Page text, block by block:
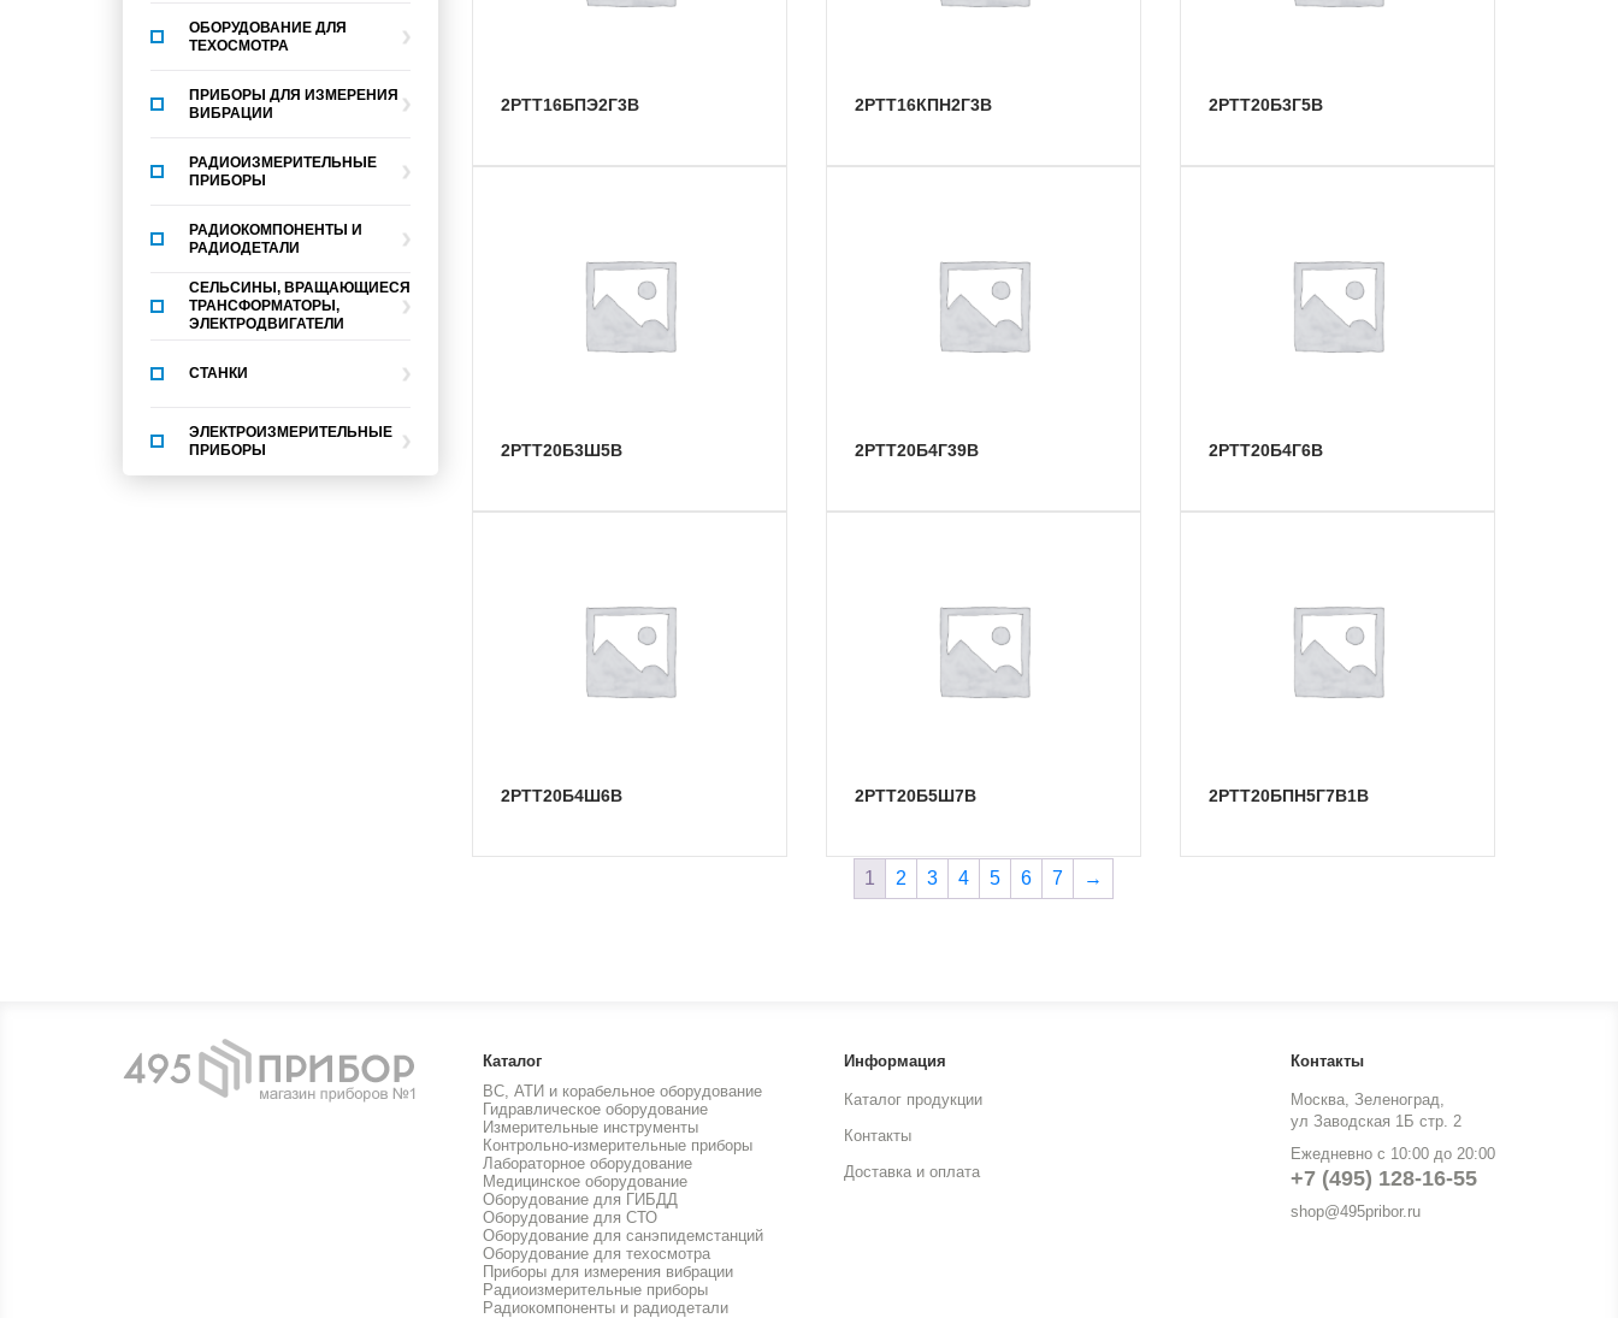
ОБОРУДОВАНИЕ ДЛЯ
ТЕХОСМОТРА
ПРИБОРЫ ДЛЯ ИЗМЕРЕНИЯ
ВИБРАЦИИ
РАДИОИЗМЕРИТЕЛЬНЫЕ
ПРИБОРЫ
РАДИОКОМПОНЕНТЫ И
РАДИОДЕТАЛИ
СЕЛЬСИНЫ, ВРАЩАЮЩИЕСЯ
ТРАНСФОРМАТОРЫ,
ЭЛЕКТРОДВИГАТЕЛИ
СТАНКИ
ЭЛЕКТРОИЗМЕРИТЕЛЬНЫЕ
ПРИБОРЫ
2РТТ16БПЭ2Г3В 2РТТ16КПН2Г3В 2РТТ20Б3Г5В
2РТТ20Б3Ш5В 2РТТ20Б4Г39В 2РТТ20Б4Г6В
2РТТ20Б4Ш6В 2РТТ20Б5Ш7В 2РТТ20БПН5Г7В1В
1 2 3 4 5 6 7 →
Каталог
ВС, АТИ и корабельное оборудование
Гидравлическое оборудование
Измерительные инструменты
Контрольно-измерительные приборы
Лабораторное оборудование
Медицинское оборудование
Оборудование для ГИБДД
Оборудование для СТО
Оборудование для санэпидемстанций
Оборудование для техосмотра
Приборы для измерения вибрации
Радиоизмерительные приборы
Радиокомпоненты и радиодетали
Информация
Каталог продукции
Контакты
Доставка и оплата
Контакты
Москва, Зеленоград,
ул Заводская 1Б стр. 2
Ежедневно с 10:00 до 20:00
+7 (495) 128-16-55
shop@495pribor.ru